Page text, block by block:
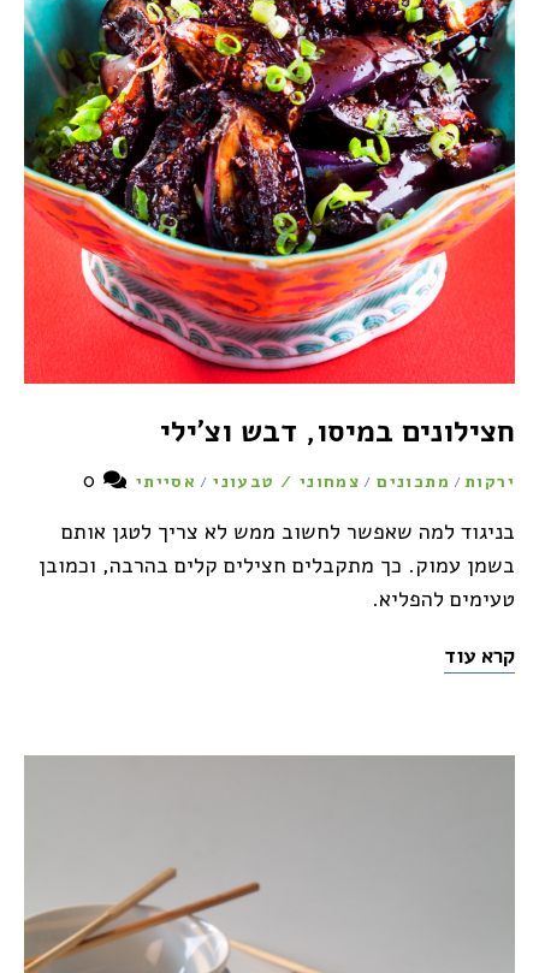
חצילונים במיסו, דבש וצ'ילי
ירקות / מתכונים / צמחוני / טבעוני / אסייתי
בניגוד למה שאפשר לחשוב ממש לא צריך לטגן אותם
בשמן עמוק. כך מתקבלים חצילים קלים בהרבה, וכמובן
טעימים להפליא.
קרא עוד